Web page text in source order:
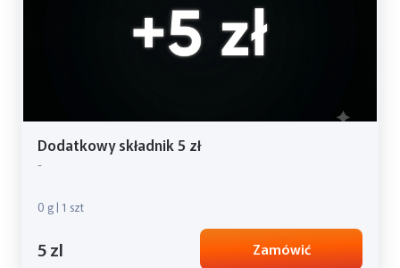
Dodatkowy składnik 5 zł
-
0 g | 1 szt
5 zl Zamówić